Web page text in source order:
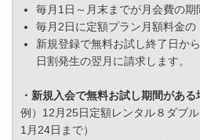
毎月1日～月末までが月会費の期
毎月2日に定額プラン月額料金の
新規登録で無料お試し終了日か
日割発生の翌月に請求します。
・新規入会で無料お試し期間がある
例）12月25日定額レンタル８ダブ
1月24日まで）